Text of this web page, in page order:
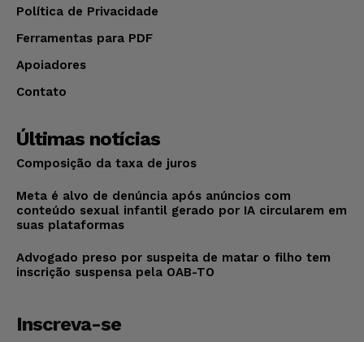
Política de Privacidade
Ferramentas para PDF
Apoiadores
Contato
Últimas notícias
Composição da taxa de juros
Meta é alvo de denúncia após anúncios com
conteúdo sexual infantil gerado por IA circularem em
suas plataformas
Advogado preso por suspeita de matar o filho tem
inscrição suspensa pela OAB-TO
Inscreva-se